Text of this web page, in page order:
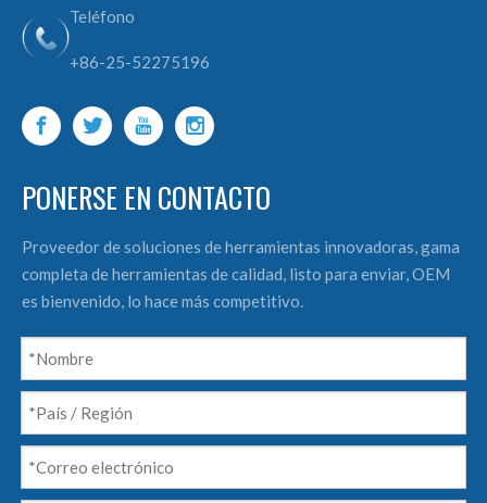
Teléfono
+86-25-52275196
PONERSE EN CONTACTO
Proveedor de soluciones de herramientas innovadoras, gama
completa de herramientas de calidad, listo para enviar, OEM
es bienvenido, lo hace más competitivo.